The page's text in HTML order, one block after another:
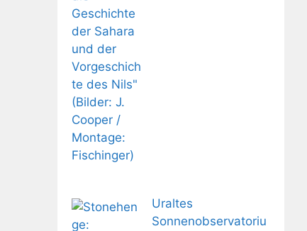
Uraltes
Sonnenobservatoriu